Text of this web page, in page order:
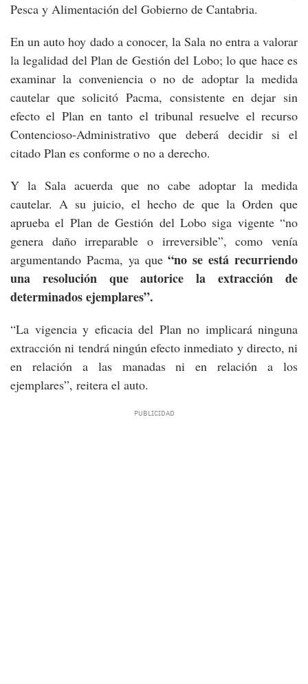
Pesca y Alimentación del Gobierno de Cantabria.
En un auto hoy dado a conocer, la Sala no entra a valorar
la legalidad del Plan de Gestión del Lobo; lo que hace es
examinar la conveniencia o no de adoptar la medida
cautelar que solicitó Pacma, consistente en dejar sin
efecto el Plan en tanto el tribunal resuelve el recurso
Contencioso-Administrativo que deberá decidir si el
citado Plan es conforme o no a derecho.
Y la Sala acuerda que no cabe adoptar la medida
cautelar. A su juicio, el hecho de que la Orden que
aprueba el Plan de Gestión del Lobo siga vigente “no
genera daño irreparable o irreversible”, como venía
argumentando Pacma, ya que“no se está recurriendo
una resolución que autorice la extracción de
determinados ejemplares”.
“La vigencia y eficacia del Plan no implicará ninguna
extracción ni tendrá ningún efecto inmediato y directo, ni
en relación a las manadas ni en relación a los
ejemplares”, reitera el auto.